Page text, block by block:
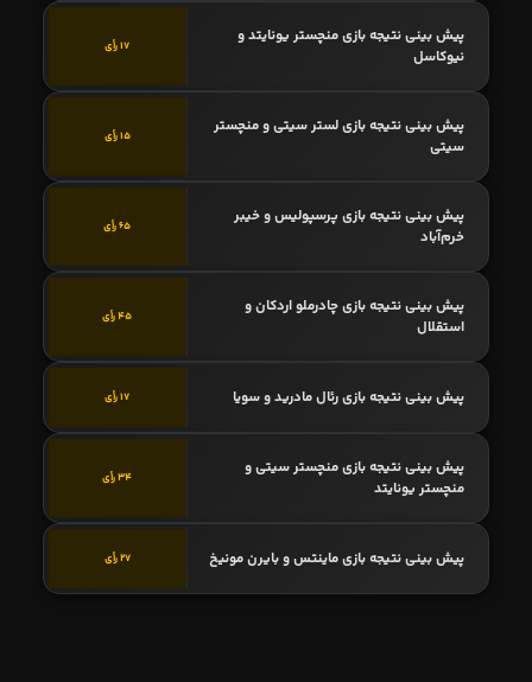
پیش بینی نتیجه بازی منچستر یونایتد و
نیوکاسل
17 رأی
پیش بینی نتیجه بازی لستر سیتی و منچستر
سیتی
15 رأی
پیش بینی نتیجه بازی پرسپولیس و خیبر
خرم‌آباد
65 رأی
پیش بینی نتیجه بازی چادرملو اردکان و
استقلال
45 رأی
پیش بینی نتیجه بازی رئال مادرید و سویا 17 رأی
پیش بینی نتیجه بازی منچستر سیتی و
منچستر یونایتد
34 رأی
پیش بینی نتیجه بازی ماینتس و بایرن مونیخ 27 رأی